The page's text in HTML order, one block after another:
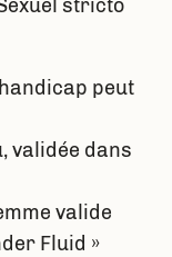
stricto
peut
validée dans
valide
Fluid »